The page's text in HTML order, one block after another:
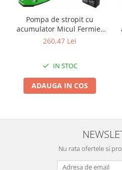
Kit-uri siguranta auto
Kit-uri Supravietuire si Accesorii
Camping
Curatenie si menaj
Accesorii maturi, mopuri si galeti
Aparate de calcat
Aspiratoare electrice
Dulapuri si rafturi de depozitare
Maturi, mopuri si galeti
Pompa de stropit cu
acumulator Micul Fermier
20 L, 12 V, 2.3 MPA, Complet
260,47 Lei
IN STOC
ADAUGA IN COS
Nu rata ofertele si